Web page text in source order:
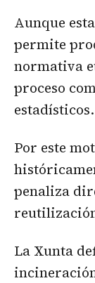
Aunque esta
permite
normativa
proceso
estadísticos.
Por este
penaliza
La Xunta